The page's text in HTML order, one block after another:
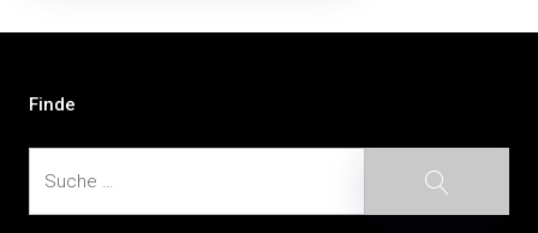
Finde
Suche